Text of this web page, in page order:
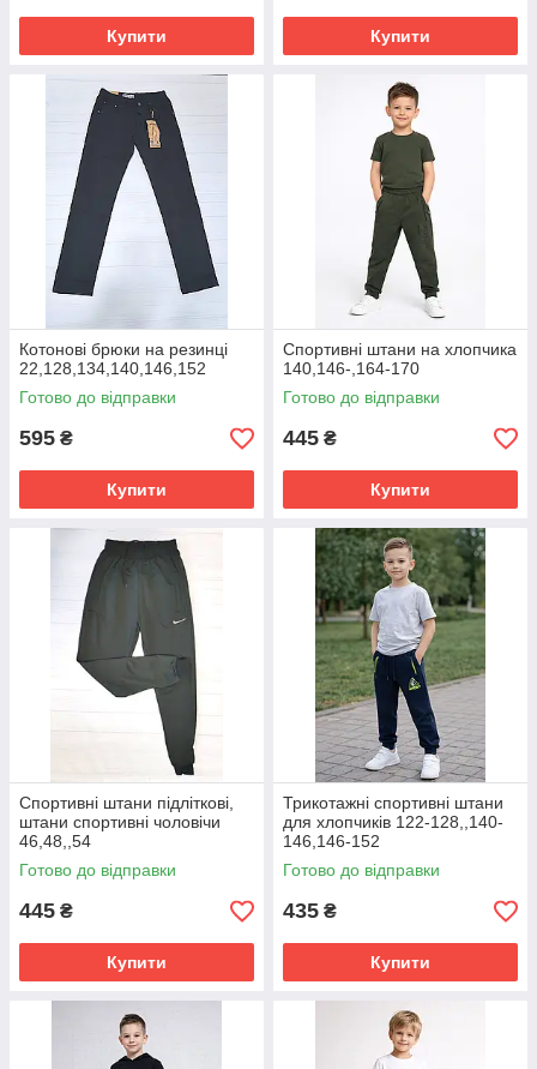
Купити Купити
Котонові брюки на резинці
22,128,134,140,146,152
Готово до відправки
595 ₴
Купити
Спортивні штани на хлопчика
140,146-,164-170
Готово до відправки
445 ₴
Купити
Спортивні штани підліткові,
штани спортивні чоловічи
46,48,,54
Готово до відправки
445 ₴
Купити
Трикотажні спортивні штани
для хлопчиків 122-128,,140-
146,146-152
Готово до відправки
435 ₴
Купити